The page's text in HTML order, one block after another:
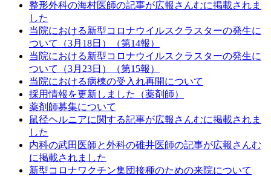
整形外科の海村医師の記事が広報さんむに掲載されま
した
当院における新型コロナウイルスクラスターの発生に
ついて（3月18日）（第14報）
当院における新型コロナウイルスクラスターの発生に
ついて（3月23日）（第15報）
当院における病棟の受入れ再開について
採用情報を更新しました（薬剤師）
薬剤師募集について
鼠径ヘルニアに関する記事が広報さんむに掲載されま
した
内科の武田医師と外科の碓井医師の記事が広報さんむ
に掲載されました
新型コロナワクチン集団接種のための来院について